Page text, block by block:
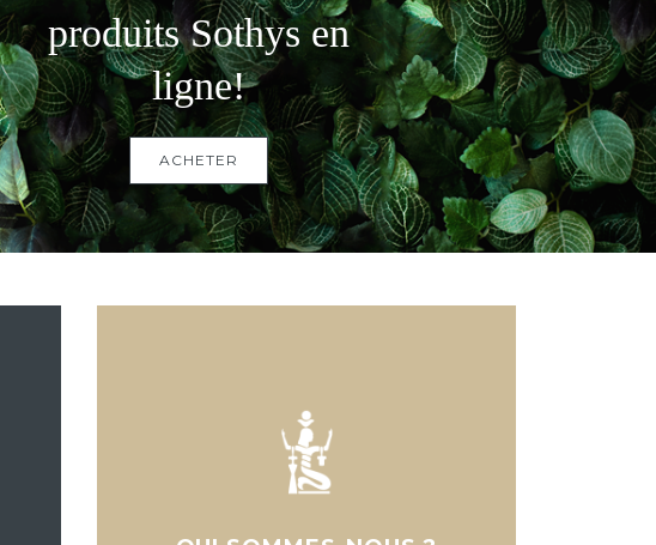
produits Sothys en
ligne!
ACHETER